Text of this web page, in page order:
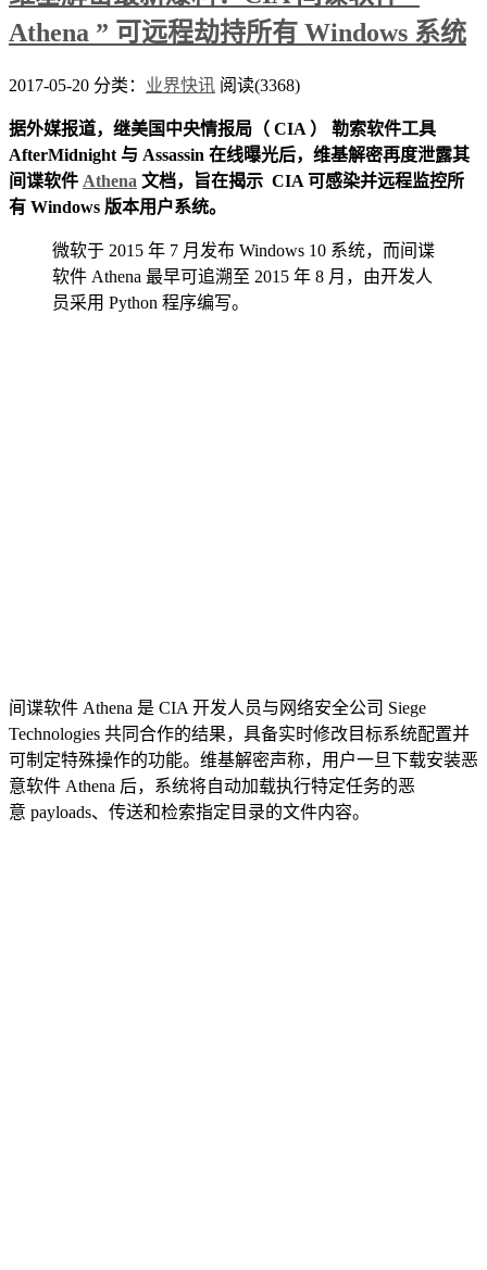
Athena ” 可远程劫持所有 Windows 系统
2017-05-20 分类： 业界快讯 阅读(3368)
据外媒报道，继美国中央情报局（ CIA ） 勒索软件工具
AfterMidnight 与 Assassin 在线曝光后，维基解密再度泄露其
间谍软件 Athena 文档，旨在揭示 CIA 可感染并远程监控所
有 Windows 版本用户系统。
微软于 2015 年 7 月发布 Windows 10 系统，而间谍
软件 Athena 最早可追溯至 2015 年 8 月，由开发人
员采用 Python 程序编写。
间谍软件 Athena 是 CIA 开发人员与网络安全公司 Siege
Technologies 共同合作的结果，具备实时修改目标系统配置并
可制定特殊操作的功能。维基解密声称，用户一旦下载安装恶
意软件 Athena 后，系统将自动加载执行特定任务的恶
意 payloads、传送和检索指定目录的文件内容。